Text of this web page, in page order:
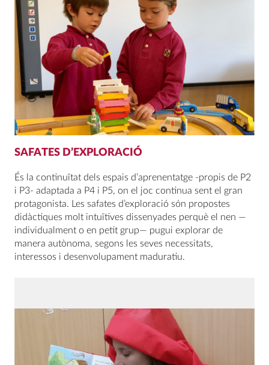
SAFATES D’EXPLORACIÓ
És la continuïtat dels espais d’aprenentatge -propis de P2
i P3- adaptada a P4 i P5, on el joc continua sent el gran
protagonista. Les safates d’exploració són propostes
didàctiques molt intuïtives dissenyades perquè el nen —
individualment o en petit grup— pugui explorar de
manera autònoma, segons les seves necessitats,
interessos i desenvolupament maduratiu.